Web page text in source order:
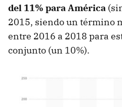
del 11% para América
2015, siendo un término
entre 2016 a 2018 para
conjunto (un 10%).